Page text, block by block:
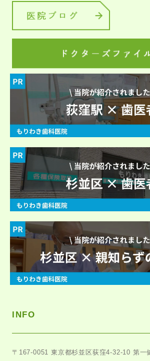
INFO
〒167-0051 東京都杉並区荻窪4-32-10 第一